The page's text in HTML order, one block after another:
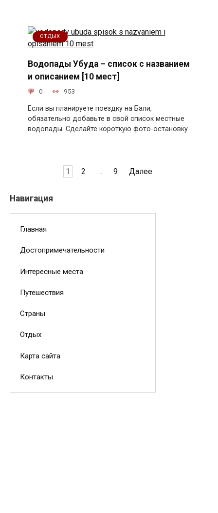
ОТДЫХ
Водопады Убуда – список с названием
и описанием [10 мест]
0 953
Если вы планируете поездку на Бали,
обязательно добавьте в свой список местные
водопады. Сделайте короткую фото-остановку
1 2 … 9 Далее
Навигация
Главная
Достопримечательности
Интересные места
Путешествия
Страны
Отдых
Карта сайта
Контакты